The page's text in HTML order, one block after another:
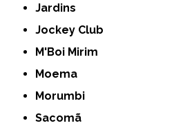
Jardins
Jockey Club
M'Boi Mirim
Moema
Morumbi
Sacomã